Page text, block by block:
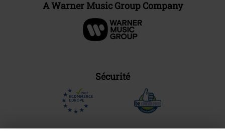
A Warner Music Group Company
Sécurité